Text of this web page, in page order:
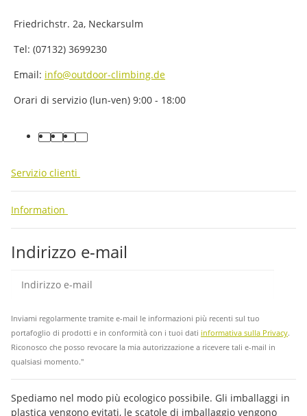
Friedrichstr. 2a, Neckarsulm
Tel: (07132) 3699230
Email: info@outdoor-climbing.de
Orari di servizio (lun-ven) 9:00 - 18:00
facebook
youtube
instagram
tiktok
Servizio clienti
Information
Indirizzo e-mail
Inviami regolarmente tramite e-mail le informazioni più recenti sul tuo
portafoglio di prodotti e in conformità con i tuoi dati informativa sulla Privacy.
Riconosco che posso revocare la mia autorizzazione a ricevere tali e-mail in
qualsiasi momento."
Spediamo nel modo più ecologico possibile. Gli imballaggi in
plastica vengono evitati, le scatole di imballaggio vengono